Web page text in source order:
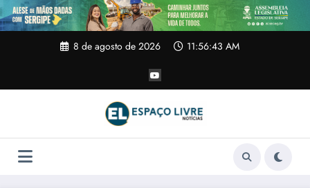
Pular
para
o
8 de agosto de 2026 11:56:44 AM